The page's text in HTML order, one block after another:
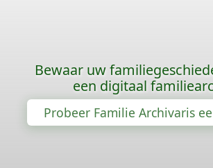
Bewaar uw
een digitaal
Probeer Familie Archivaris